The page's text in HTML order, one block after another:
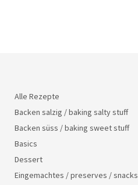
Alle Rezepte
Backen salzig / baking salty stuff
Backen süss / baking sweet stuff
Basics
Dessert
Eingemachtes / preserves / snacks